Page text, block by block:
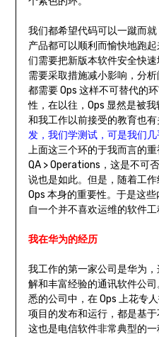
我们都希望代码可以一蹴而
产品都可以顺利而愉快地跑
们需要把新版本软件安全快
需要采取措施减小影响，分
都需要 Ops 这样不可替代的
性，在以往，Ops 显然是被
和我工作以前接受的教育也有
发，我们学测试，可是我们几
上面这三个环的于我而言的
QA > Operations，这是不可
说也是如此。但是，随着工
Ops 本身的重要性。于是这
自一个并不喜欢运维的软件工
我在华为的经历
我工作的第一家公司是华为
解和丰富经验的通讯软件公
悉的公司中，在 Ops 上花专
项目的发布和运行，都是基
这也是电信软件非常典型的